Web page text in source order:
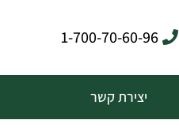
1-700-70-60-96
יצירת קשר